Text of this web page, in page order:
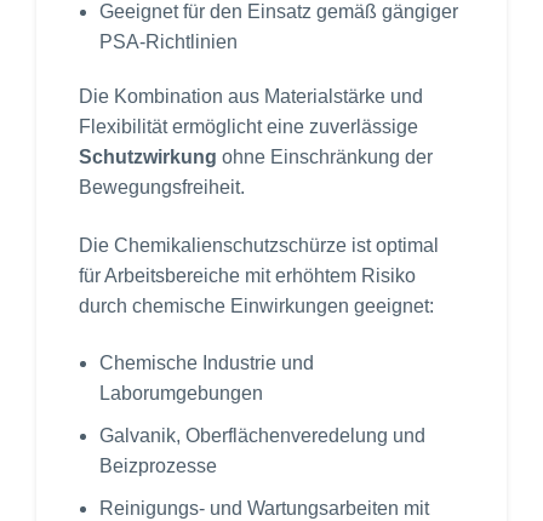
Geeignet für den Einsatz gemäß gängiger
PSA-Richtlinien
Die Kombination aus Materialstärke und
Flexibilität ermöglicht eine zuverlässige
Schutzwirkung ohne Einschränkung der
Bewegungsfreiheit.
Die Chemikalienschutzschürze ist optimal
für Arbeitsbereiche mit erhöhtem Risiko
durch chemische Einwirkungen geeignet:
Chemische Industrie und
Laborumgebungen
Galvanik, Oberflächenveredelung und
Beizprozesse
Reinigungs- und Wartungsarbeiten mit